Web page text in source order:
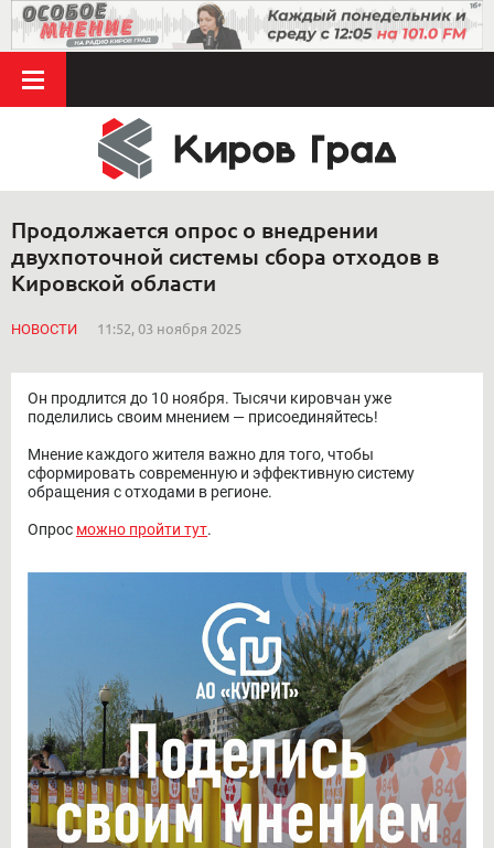
Продолжается опрос о внедрении
двухпоточной системы сбора отходов в
Кировской области
НОВОСТИ 11:52, 03 ноября 2025
Он продлится до 10 ноября. Тысячи кировчан уже
поделились своим мнением — присоединяйтесь!
Мнение каждого жителя важно для того, чтобы
сформировать современную и эффективную систему
обращения с отходами в регионе.
Опрос можно пройти тут.